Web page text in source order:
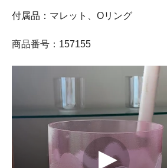
付属品：マレット、Oリング
商品番号：157155